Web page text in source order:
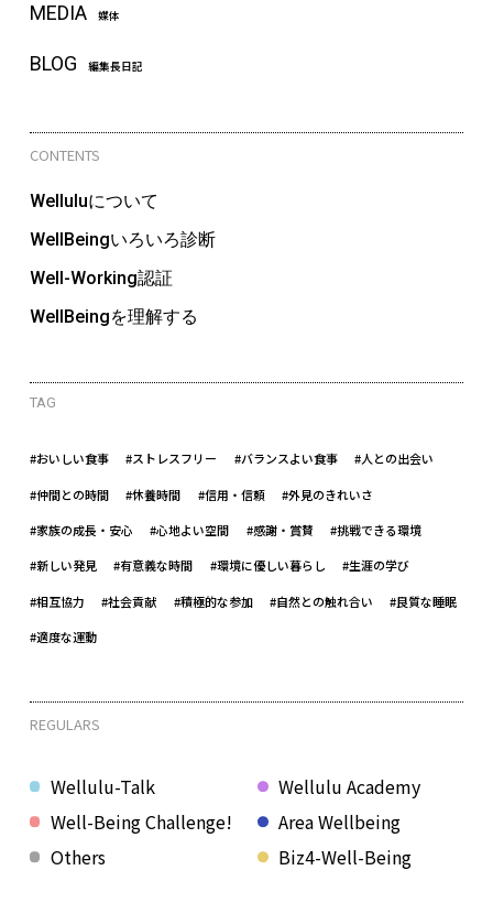
MEDIA 媒体
BLOG 編集長日記
CONTENTS
Welluluについて
WellBeingいろいろ診断
Well-Working認証
WellBeingを理解する
TAG
#おいしい食事 #ストレスフリー #バランスよい食事 #人との出会い
#仲間との時間 #休養時間 #信用・信頼 #外見のきれいさ
#家族の成長・安心 #心地よい空間 #感謝・賞賛 #挑戦できる環境
#新しい発見 #有意義な時間 #環境に優しい暮らし #生涯の学び
#相互協力 #社会貢献 #積極的な参加 #自然との触れ合い #良質な睡眠
#適度な運動
REGULARS
Wellulu-Talk
Well-Being Challenge!
Biz4-Well-Being
Wellulu Academy
Area Wellbeing
Others